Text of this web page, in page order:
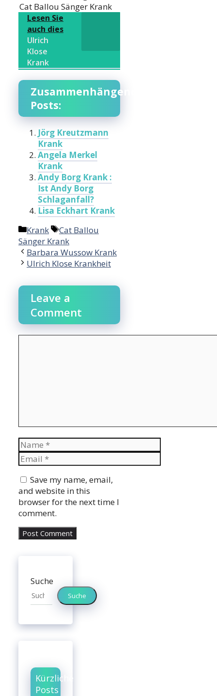
Cat Ballou Sänger Krank
Lesen Sie
auch dies
Ulrich
Klose
Krank
Zusammenhängende
Posts:
Jörg Kreutzmann
Krank
Angela Merkel
Krank
Andy Borg Krank :
Ist Andy Borg
Schlaganfall?
Lisa Eckhart Krank
Categories
Krank Tags
Cat Ballou
Sänger Krank
Barbara Wussow Krank
Ulrich Klose Krankheit
Leave a
Comment
Name
Email
Save my name, email,
and website in this
browser for the next time I
comment.
Suche
Suche
Kürzliche
Posts